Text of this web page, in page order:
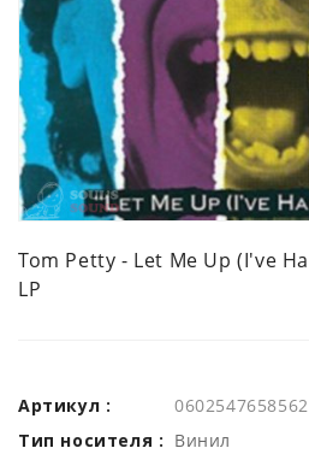
Tom Petty - Let Me Up (I've
LP
Артикул :
0602547658562
Тип носителя : Винил